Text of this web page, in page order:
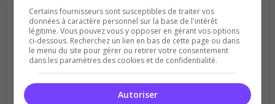
Soutient la communauté
Plus de visibilité = plus de joueurs
Certains fournisseurs sont susceptibles de traiter vos
données à caractère personnel sur la base de l'intérêt
légitime. Vous pouvez vous y opposer en gérant vos options
ci-dessous. Recherchez un lien en bas de cette page ou dans
le menu du site pour gérer ou retirer votre consentement
dans les paramètres des cookies et de confidentialité.
Autoriser